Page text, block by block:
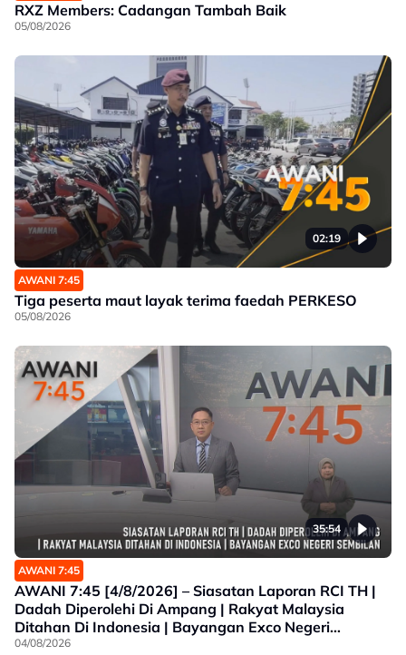
RXZ Members: Cadangan Tambah Baik
05/08/2026
02:19
AWANI 7:45
Tiga peserta maut layak terima faedah PERKESO
05/08/2026
35:54
AWANI 7:45
AWANI 7:45 [4/8/2026] – Siasatan Laporan RCI TH |
Dadah Diperolehi Di Ampang | Rakyat Malaysia
Ditahan Di Indonesia | Bayangan Exco Negeri
Sembilan
04/08/2026